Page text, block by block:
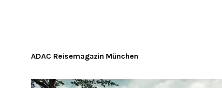
ADAC Reisemagazin München